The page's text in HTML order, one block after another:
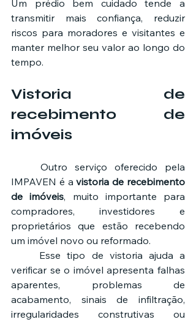
Um prédio bem cuidado tende a
transmitir mais confiança, reduzir
riscos para moradores e visitantes e
manter melhor seu valor ao longo do
tempo.
Vistoria de
recebimento de
imóveis
IMPAVEN é a vistoria de recebimento
de imóveis, muito importante para
compradores, investidores e
proprietários que estão recebendo
um imóvel novo ou reformado.
verificar se o imóvel apresenta falhas
aparentes, problemas de
acabamento, sinais de infiltração,
irregularidades construtivas ou